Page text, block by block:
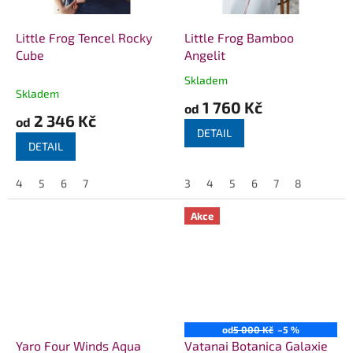
Little Frog Tencel Rocky
Cube
Skladem
od 2 346 Kč
DETAIL
4 5 6 7
Little Frog Bamboo
Angelit
Průměrné
produktu
5,0
hvězdiček.
Skladem
od 1 760 Kč
DETAIL
3 4 5 6 7 8
Yaro Four Winds Aqua
Akce
od5 000 Kč –5 %
Vatanai Botanica Galaxie